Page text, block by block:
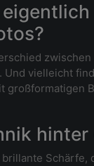
vielleicht
großformatigen
Schärfe,